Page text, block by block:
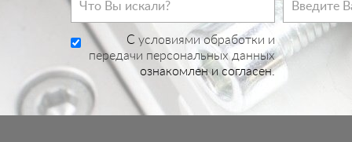
C условиями обработки и
передачи персональных данных
ознакомлен и согласен.